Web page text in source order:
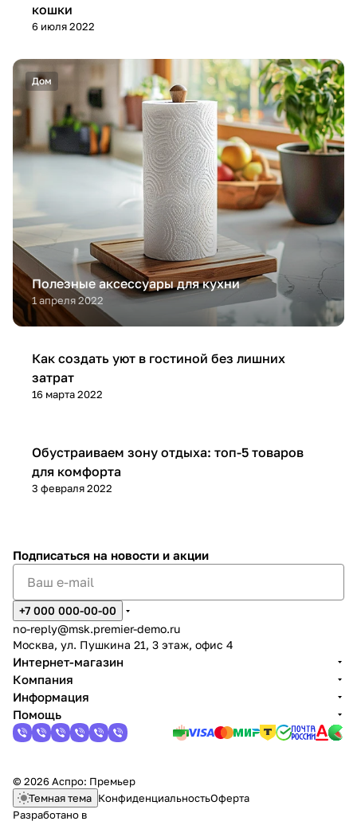
6 июля 2022
кошки
Дом
1 апреля 2022
Полезные аксессуары для кухни
Дом
16 марта 2022
Как создать уют в гостиной без лишних
затрат
Советы покупателям
3 февраля 2022
Обустраиваем зону отдыха: топ-5 товаров
для комфорта
Подписаться на новости и акции
+7 000 000-00-00
no-reply@msk.premier-demo.ru
Москва, ул. Пушкина 21, 3 этаж, офис 4
Интернет-магазин
Компания
Информация
Помощь
© 2026 Аспро: Премьер
Темная тема КонфиденциальностьОферта
Разработано в